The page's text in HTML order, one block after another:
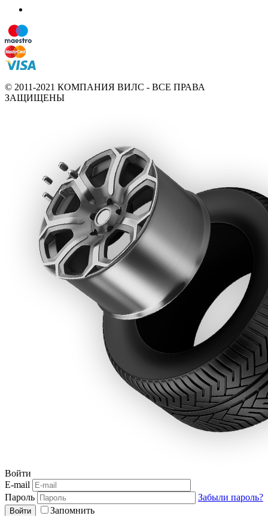
© 2011-2021 КОМПАНИЯ ВИЛС - ВСЕ ПРАВА
ЗАЩИЩЕНЫ
Войти
E-mail
Пароль
Забыли пароль?
Войти
Запомнить